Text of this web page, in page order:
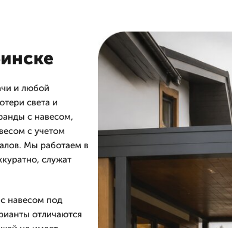
и любой
света и
с навесом,
с учетом
Мы работаем в
служат
навесом под
отличаются